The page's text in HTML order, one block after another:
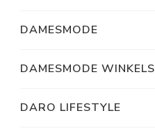
DAMESMODE
DAMESMODE WINKELS
DARO LIFESTYLE